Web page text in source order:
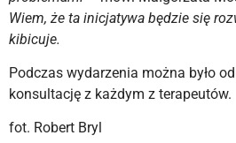
Wiem, że ta inicjatywa będzie się
kibicuje.
Podczas wydarzenia można było
konsultację z każdym z terapeutów.
fot. Robert Bryl